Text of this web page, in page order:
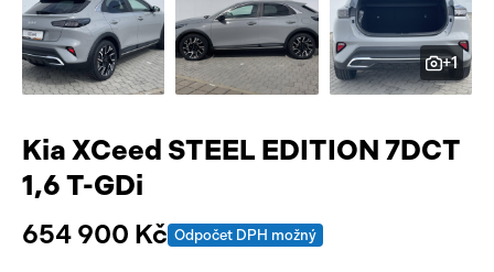
Pracovní stroje
Náhradní díly
Příslušenství
Auto a život
Videa
+1
Kia XCeed STEEL EDITION 7DCT
1,6 T-GDi
654 900 Kč Odpočet DPH možný